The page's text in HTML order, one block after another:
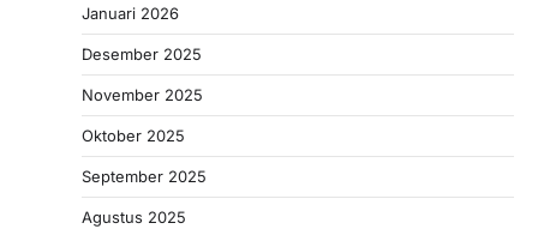
Januari 2026
Desember 2025
November 2025
Oktober 2025
September 2025
Agustus 2025